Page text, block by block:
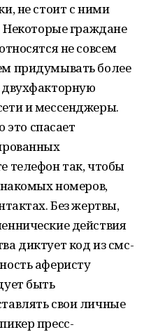
не стоит с ними
Некоторые граждане
не совсем
придумывать более
и мессенджеры.
это спасает
телефон так, чтобы
номеров,
Без жертвы,
действия
диктует код из смс-
аферисту
быть
свои личные
пресс-